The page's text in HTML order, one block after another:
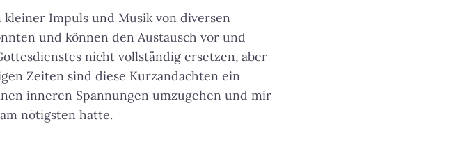
kleiner Impuls und Musik von diversen
und können den Austausch vor und
nicht vollständig ersetzen, aber
Zeiten sind diese Kurzandachten ein
inneren Spannungen umzugehen und mir
nötigsten hatte.